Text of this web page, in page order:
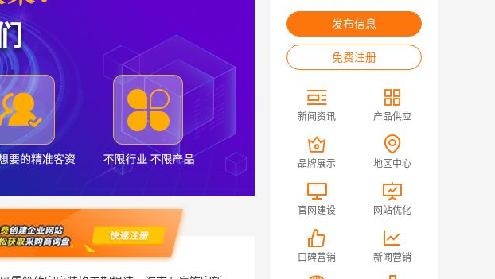
发布信息
免费注册
新闻资讯 产品供应
品牌展示 地区中心
官网建设 网站优化
口碑营销 新闻营销